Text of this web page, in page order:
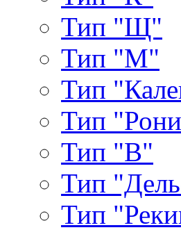
Тип "Щ"
Тип "М"
Тип
Тип
Тип "В"
Тип
Тип